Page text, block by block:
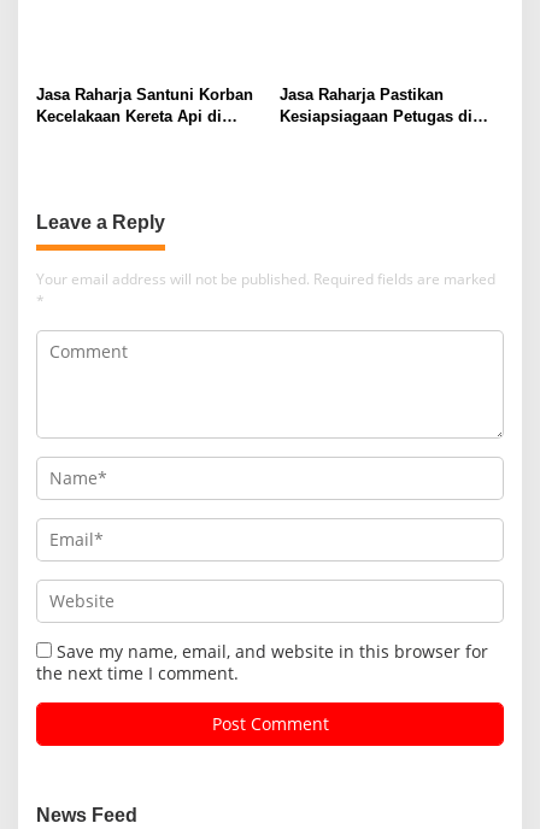
Jasa Raharja Santuni Korban
Kecelakaan Kereta Api di
Jasa Raharja Pastikan
Kesiapsiagaan Petugas di
Leave a Reply
Your email address will not be published. Required fields are marked
*
Save my name, email, and website in this browser for
the next time I comment.
News Feed